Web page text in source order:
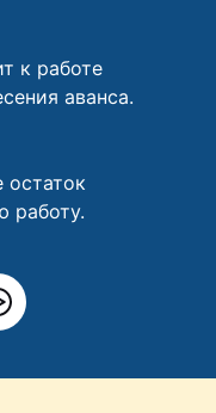
к работе
аванса.
остаток
работу.